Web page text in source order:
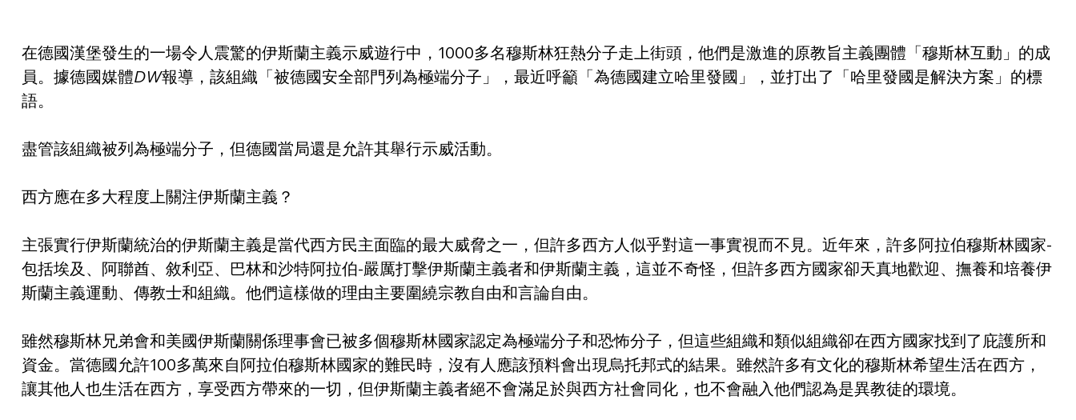
在德國漢堡發生的一場令人震驚的伊斯蘭主義示威遊行中，1000多名穆斯林狂熱分子走上街頭，他們是激進的原教旨主義團體「穆斯林互動」的成
員。據德國媒體DW報導，該組織「被德國安全部門列為極端分子」，最近呼籲「為德國建立哈里發國」，並打出了「哈里發國是解決方案」的標
語。
盡管該組織被列為極端分子，但德國當局還是允許其舉行示威活動。
西方應在多大程度上關注伊斯蘭主義？
主張實行伊斯蘭統治的伊斯蘭主義是當代西方民主面臨的最大威脅之一，但許多西方人似乎對這一事實視而不見。近年來，許多阿拉伯穆斯林國家-
包括埃及、阿聯酋、敘利亞、巴林和沙特阿拉伯-嚴厲打擊伊斯蘭主義者和伊斯蘭主義，這並不奇怪，但許多西方國家卻天真地歡迎、撫養和培養伊
斯蘭主義運動、傳教士和組織。他們這樣做的理由主要圍繞宗教自由和言論自由。
雖然穆斯林兄弟會和美國伊斯蘭關係理事會已被多個穆斯林國家認定為極端分子和恐怖分子，但這些組織和類似組織卻在西方國家找到了庇護所和
資金。當德國允許100多萬來自阿拉伯穆斯林國家的難民時，沒有人應該預料會出現烏托邦式的結果。雖然許多有文化的穆斯林希望生活在西方，
讓其他人也生活在西方，享受西方帶來的一切，但伊斯蘭主義者絕不會滿足於與西方社會同化，也不會融入他們認為是異教徒的環境。